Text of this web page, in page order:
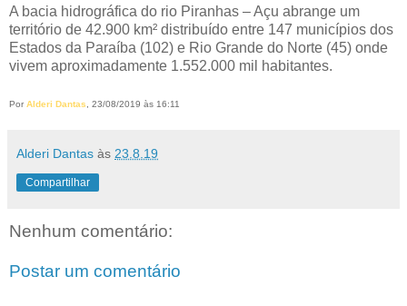
A bacia hidrográfica do rio Piranhas – Açu abrange um
território de 42.900 km² distribuído entre 147 municípios dos
Estados da Paraíba (102) e Rio Grande do Norte (45) onde
vivem aproximadamente 1.552.000 mil habitantes.
Por Alderi Dantas, 23/08/2019 às 16:11
Alderi Dantas às 23.8.19
Compartilhar
Nenhum comentário:
Postar um comentário